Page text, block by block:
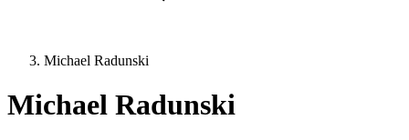
Michael Radunski
Michael Radunski